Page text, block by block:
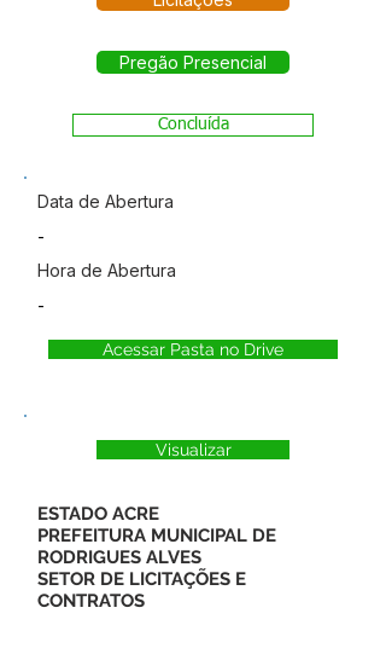
Pregão Presencial
Concluída
Data de Abertura
-
Hora de Abertura
-
Acessar Pasta no Drive
Visualizar
ESTADO ACRE
PREFEITURA MUNICIPAL DE
RODRIGUES ALVES
SETOR DE LICITAÇÕES E
CONTRATOS